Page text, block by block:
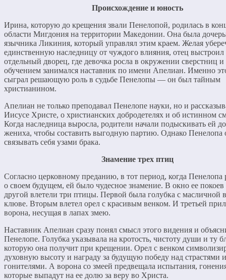
Происхождение и юность
Ирина, которую до крещения звали Пенелопой, родилась в
области Мигдония на территории Македонии. Она была
язычника Ликиния, который управлял этим краем. Желая
единственную наследницу от чуждого влияния, отец выстроил
отдельный дворец, где девочка росла в окружении сверстниц и
обучением занимался наставник по имени Апелиан. Именно
сыграл решающую роль в судьбе Пенелопы — он был тайным
христианином.
Апелиан не только преподавал Пенелопе науки, но и
Иисусе Христе, о христианских добродетелях и об истинном
Когда наследница выросла, родители начали подыскивать ей
жениха, чтобы составить выгодную партию. Однако Пенелопа
связывать себя узами брака.
Знамение трех птиц
Согласно церковному преданию, в тот период, когда
о своем будущем, ей было чудесное знамение. В окно ее покоев
другой влетели три птицы. Первой была голубка с масличной
клюве. Вторым влетел орел с красивым венком. И третьей
ворона, несущая в лапах змею.
Наставник Апелиан сразу понял смысл этого видения и
Пенелопе. Голубка указывала на кротость, чистоту души и ту
которую она получит при крещении. Орел с венком
духовную высоту и награду за будущую победу над страстями и
гонителями. А ворона со змеей предвещала испытания,
которые выпадут на ее долю за веру во Христа.